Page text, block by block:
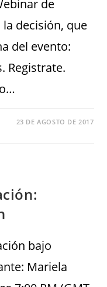
de
decisión, que
del evento:
Registrate.
23 DE AGOSTO DE 2017
bajo
Mariela